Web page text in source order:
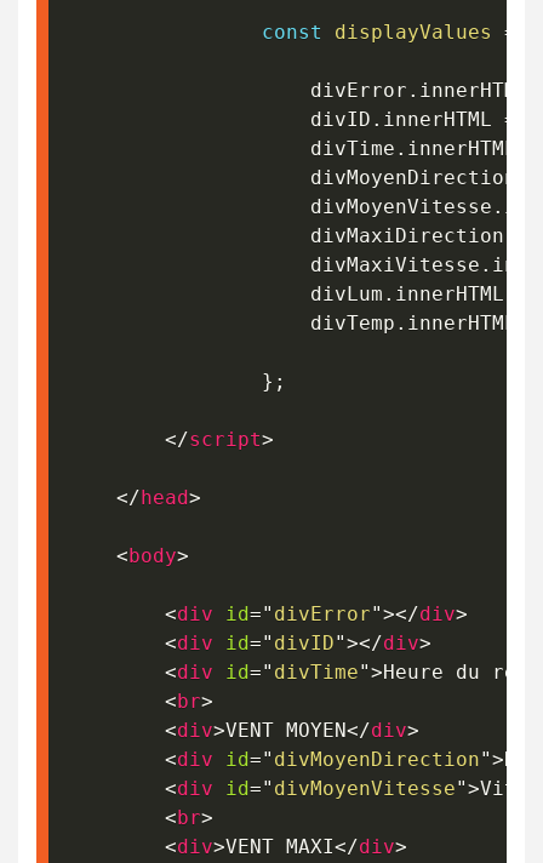
const displayValues =
					divError
. innerHTML
					divID
. innerHTML =
					divTime
. innerHTML
					divMoyenDirection
					divMoyenVitesse
.
					divMaxiDirection
					divMaxiVitesse
.
					divLum
. innerHTML
					divTemp
. innerHTML
} ;
</script>
</head>
<body>
<div id=" divError"></div>
<div id=" divID"></div>
<div id=" divTime">Heure du
<br>
<div>VENT MOYEN</div>
<div id=" divMoyenDirection">
<div id=" divMoyenVitesse">
<br>
<div>VENT MAXI</div>